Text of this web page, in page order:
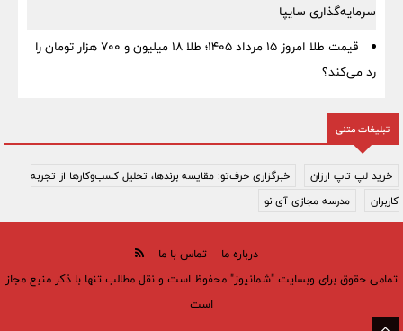
سرمایه‌گذاری سایپا
قیمت طلا امروز ۱۵ مرداد ۱۴۰۵؛ طلا ۱۸ میلیون و ۷۰۰ هزار تومان را
رد می‌کند؟
تبلیغات متنی
خرید لپ تاپ ارزان
خبرگزاری حرف‌تو: مقایسه برندها، تحلیل کسب‌وکارها از تجربه
کاربران
مدرسه مجازی آی نو
درباره ما
تماس با ما
تمامی حقوق برای وبسایت "شمانیوز" محفوظ است و نقل مطالب تنها با ذکر منبع مجاز
است